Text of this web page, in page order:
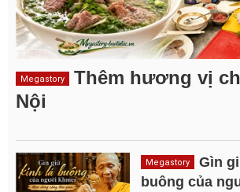
Megastory
Thêm hương vị
Nội
Megastory
Gìn
buông của